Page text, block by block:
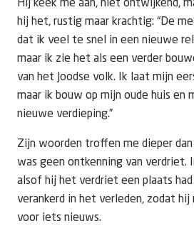
Hij keek me aan, niet ontwijkend,
hij het, rustig maar krachtig: “De
dat ik veel te snel in een nieuwe
maar ik zie het als een verder
van het Joodse volk. Ik laat mijn
maar ik bouw op mijn oude huis en
nieuwe verdieping.”
Zijn woorden troffen me dieper
was geen ontkenning van verdriet.
alsof hij het verdriet een plaats
verankerd in het verleden, zodat hij
voor iets nieuws.